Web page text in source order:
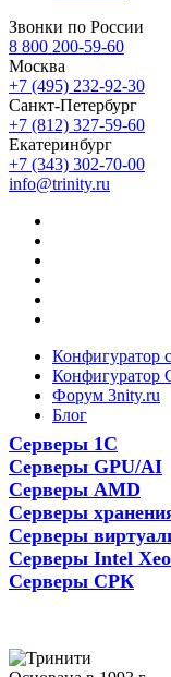
Звонки по России
8 800 200-59-60
Москва
+7 (495) 232-92-30
Санкт-Петербург
+7 (812) 327-59-60
Екатеринбург
+7 (343) 302-70-00
info@trinity.ru
Конфигуратор
Форум 3nity.ru
Блог
Серверы 1С
Серверы GPU/AI
Серверы AMD
Серверы
Серверы
Серверы Intel
Серверы СРК